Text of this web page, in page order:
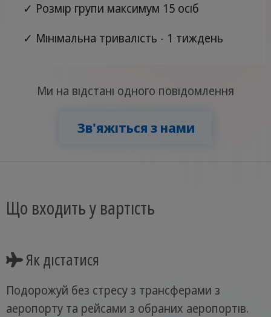
✓ Розмір групи максимум 15 осіб
✓ Мінімальна тривалість - 1 тиждень
Ми на відстані одного повідомлення
Зв'яжіться з нами
Що входить у вартість
Як дістатися
Подорожуй без стресу з трансферами з
аеропорту та рейсами з обраних аеропортів.